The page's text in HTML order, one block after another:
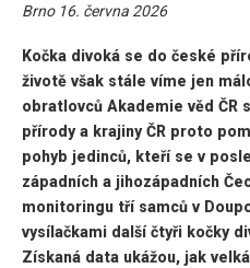
Brno 16. června 2026
Kočka divoká se do české
životě však stále víme jen
obratlovců Akademie věd ČR
přírody a krajiny ČR proto
pohyb jedinců, kteří se v
západních a jihozápadních
monitoringu tří samců v
vysílačkami další čtyři kočky
Získaná data ukážou, jak